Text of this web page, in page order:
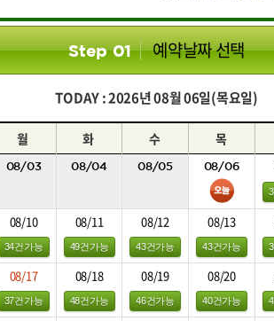
Step 01 예약날짜 선택
TODAY : 2026년 08월 06일(목요일)
월 화 수 목
08/03 08/04 08/05 08/06
08/10
34건가능
08/11
49건가능
08/12
43건가능
08/13
43건가능
08/17
37건가능
08/18
48건가능
08/19
46건가능
08/20
40건가능